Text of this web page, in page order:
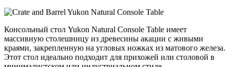
Консольный стол Yukon Natural Console Table имеет
массивную столешницу из древесины акации с живыми
краями, закрепленную на угловых ножках из матового железа.
Этот стол идеально подходит для прихожей или столовой в